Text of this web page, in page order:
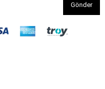
Gönder